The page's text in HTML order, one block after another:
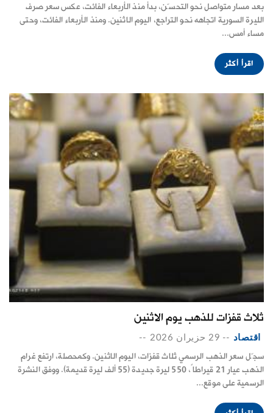
بعد مسار متواصل نحو التحسّن، بدأ منذ الأربعاء الفائت، عكس سعر صرف
الليرة السورية اتجاهه نحو التراجع، اليوم الاثنين. ومنذ الأربعاء الفائت، وحتى
مساء أمس...
اقرأ أكثر
ثلاث قفزات للذهب يوم الاثنين
اقتصاد -- 29 حزيران 2026 --
سجّل سعر الذهب الرسمي ثلاث قفزات، اليوم الاثنين. وكمحصلة، ارتفع غرام
الذهب عيار 21 قيراطاً، 550 ليرة جديدة (55 ألف ليرة قديمة). ووفق النشرة
الرسمية على موقع...